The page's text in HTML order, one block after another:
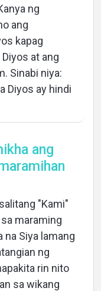
ng
ang
kapag
at ang
Sinabi niya:
Diyos ay hindi
ang
"Kami"
maraming
na Siya lamang
ng
rin nito
sa wikang